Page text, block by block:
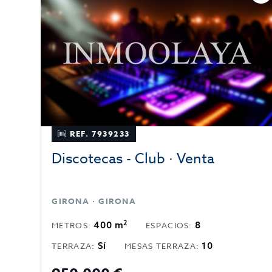
REF. 7939233
Discotecas - Club · Venta
GIRONA · GIRONA
METROS:400 m2 ESPACIOS:8
TERRAZA: Sí MESAS TERRAZA: 10